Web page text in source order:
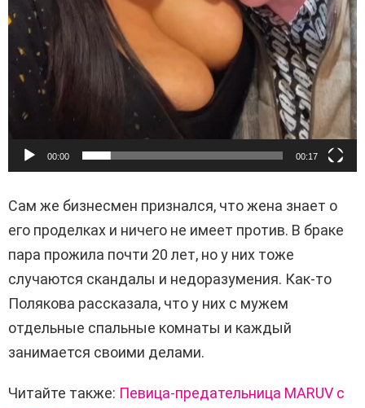
00:00 00:17
Сам же бизнесмен признался, что жена знает о
его проделках и ничего не имеет против. В браке
пара прожила почти 20 лет, но у них тоже
случаются скандалы и недоразумения. Как-то
Полякова рассказала, что у них с мужем
отдельные спальные комнаты и каждый
занимается своими делами.
Читайте также: Певица-предательница MARUV с